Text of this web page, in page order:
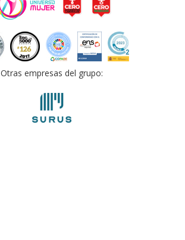
Otras empresas del grupo: